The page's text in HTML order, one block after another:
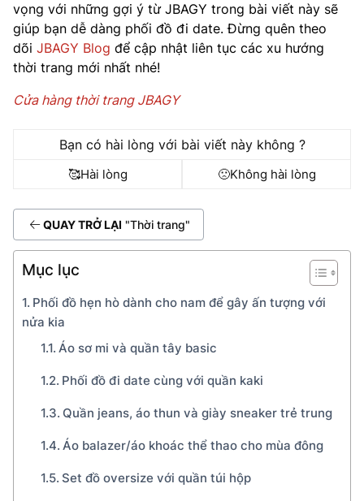
vọng với những gợi ý từ JBAGY trong bài viết này sẽ
giúp bạn dễ dàng phối đồ đi date. Đừng quên theo
dõi JBAGY Blog để cập nhật liên tục các xu hướng
thời trang mới nhất nhé!
Cửa hàng thời trang JBAGY
Bạn có hài lòng với bài viết này không ?
🥰Hài lòng 🙁Không hài lòng
QUAY TRỞ LẠI "Thời trang"
Mục lục
Phối đồ hẹn hò dành cho nam để gây ấn tượng với
nửa kia
Áo sơ mi và quần tây basic
Phối đồ đi date cùng với quần kaki
Quần jeans, áo thun và giày sneaker trẻ trung
Áo balazer/áo khoác thể thao cho mùa đông
Set đồ oversize với quần túi hộp